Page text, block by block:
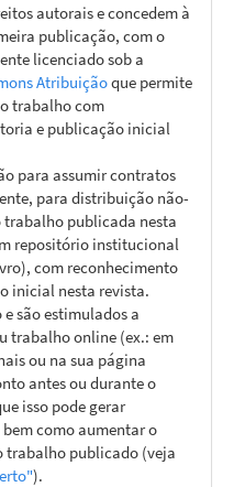
autorais e concedem à
publicação, com o
licenciado sob a
Atribuiçãoque permite
trabalho com
e publicação inicial
para assumir contratos
para distribuição não-
trabalho publicada nesta
repositório institucional
com reconhecimento
inicial nesta revista.
são estimulados a
trabalho online (ex.: em
ou na sua página
antes ou durante o
isso pode gerar
como aumentar o
trabalho publicado (veja
).